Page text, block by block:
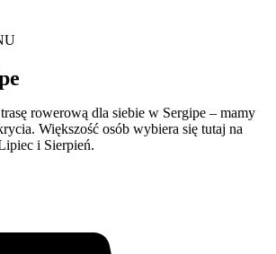
rowerową dla siebie w Sergipe – mamy
Większość osób wybiera się tutaj na
i Sierpień.